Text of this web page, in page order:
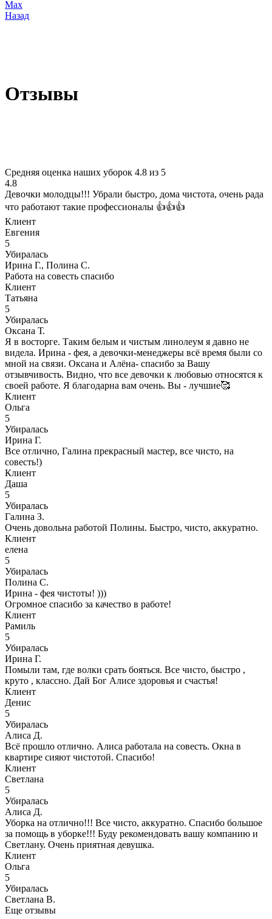
Max
Назад
Отзывы
Средняя оценка наших уборок 4.8 из 5
4.8
Девочки молодцы!!! Убрали быстро, дома чистота, очень рада
что работают такие профессионалы 👍👍👍
Клиент
Евгения
5
Убиралась
Ирина Г., Полина С.
Работа на совесть спасибо
Клиент
Татьяна
5
Убиралась
Оксана Т.
Я в восторге. Таким белым и чистым линолеум я давно не
видела. Ирина - фея, а девочки-менеджеры всё время были со
мной на связи. Оксана и Алёна- спасибо за Вашу
отзывчивость. Видно, что все девочки к любовью относятся к
своей работе. Я благодарна вам очень. Вы - лучшие🥰
Клиент
Ольга
5
Убиралась
Ирина Г.
Все отлично, Галина прекрасный мастер, все чисто, на
совесть!)
Клиент
Даша
5
Убиралась
Галина З.
Очень довольна работой Полины. Быстро, чисто, аккуратно.
Клиент
елена
5
Убиралась
Полина С.
Ирина - фея чистоты! )))
Огромное спасибо за качество в работе!
Клиент
Рамиль
5
Убиралась
Ирина Г.
Помыли там, где волки срать бояться. Все чисто, быстро ,
круто , классно. Дай Бог Алисе здоровья и счастья!
Клиент
Денис
5
Убиралась
Алиса Д.
Всё прошло отлично. Алиса работала на совесть. Окна в
квартире сияют чистотой. Спасибо!
Клиент
Светлана
5
Убиралась
Алиса Д.
Уборка на отлично!!! Все чисто, аккуратно. Спасибо большое
за помощь в уборке!!! Буду рекомендовать вашу компанию и
Светлану. Очень приятная девушка.
Клиент
Ольга
5
Убиралась
Светлана В.
Еще отзывы